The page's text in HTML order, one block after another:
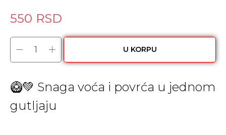
550 RSD
U KORPU
🥝💚 Snaga voća i povrća u jednom
gutljaju